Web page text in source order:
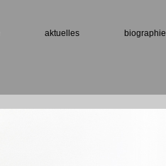
aktuelles biographie